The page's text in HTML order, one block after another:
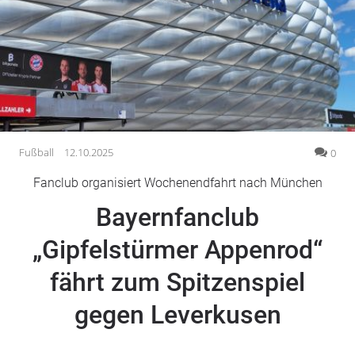
Gesundheit
Kultur
Lifestyle
Wirtschaft
Vogelsberg
Alsfeld
Romrod
Homberg
Ohm
Schotten
Schlitz
Antrifttal
Fußball 12.10.2025 0
Fanclub organisiert Wochenendfahrt nach München
Bayernfanclub
„Gipfelstürmer Appenrod“
fährt zum Spitzenspiel
gegen Leverkusen